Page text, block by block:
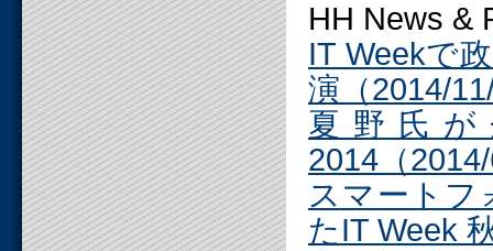
HH News
IT Weekで
演（2014/
夏野氏が
2014（
スマートフ
たIT Week